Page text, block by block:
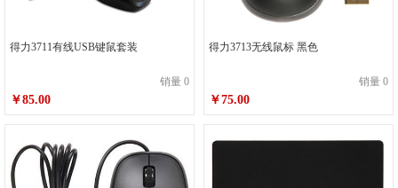
得力3711有线USB键鼠套装
销量 0
￥85.00
得力3713无线鼠标 黑色
销量 0
￥75.00